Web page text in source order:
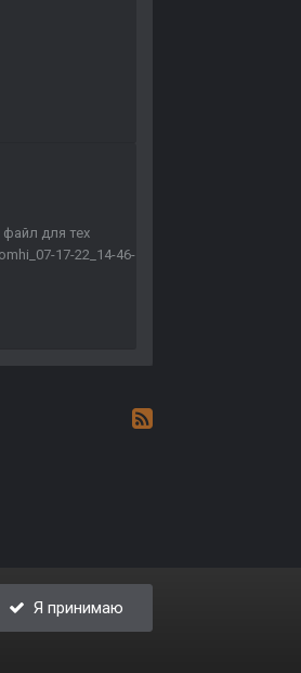
для тех
17-22_14-46-
Я принимаю